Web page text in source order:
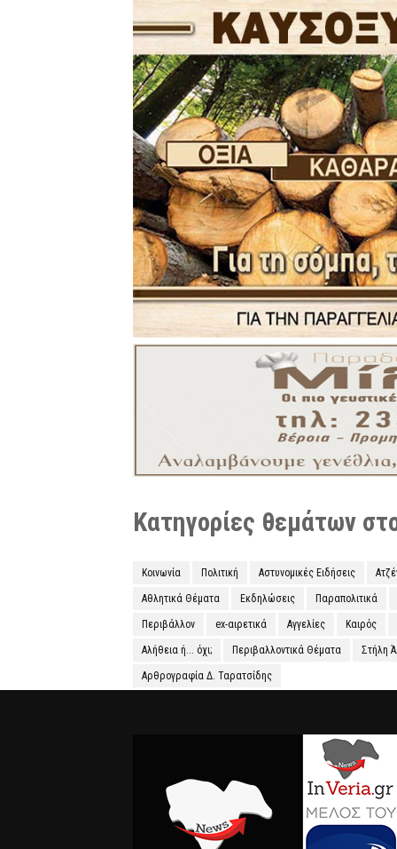
Κατηγορίες θεμάτων
Κοινωνία Πολιτική Αστυνομικές Ειδήσεις
Αθλητικά Θέματα Εκδηλώσεις Παραπολιτικά
Περιβάλλον ex-αιρετικά Αγγελίες Καιρός
Αλήθεια ή... όχι; Περιβαλλοντικά Θέματα Στήλη
Αρθρογραφία Δ. Ταρατσίδης